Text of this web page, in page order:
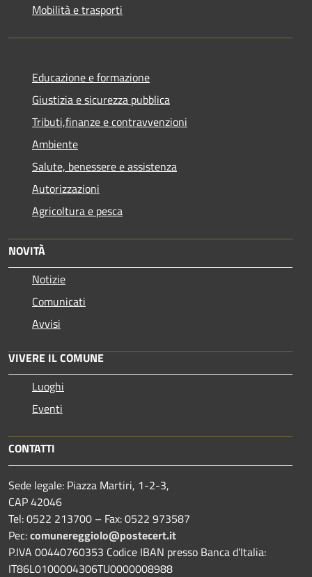
Mobilità e trasporti
Educazione e formazione
Giustizia e sicurezza pubblica
Tributi,finanze e contravvenzioni
Ambiente
Salute, benessere e assistenza
Autorizzazioni
Agricoltura e pesca
NOVITÀ
Notizie
Comunicati
Avvisi
VIVERE IL COMUNE
Luoghi
Eventi
CONTATTI
Sede legale: Piazza Martiri, 1-2-3,
CAP 42046
Tel: 0522 213700 – Fax: 0522 973587
Pec:comunereggiolo@postecert.it
P.IVA 00440760353 Codice IBAN presso Banca d’Italia:
IT86L0100004306TU0000008988